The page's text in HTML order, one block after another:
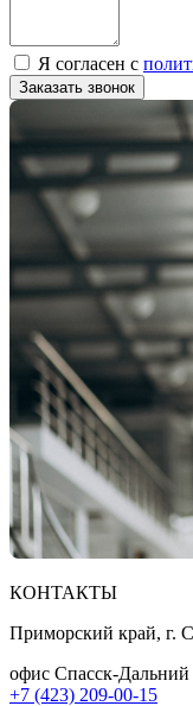
Я согласен с
Заказать звонок
КОНТАКТЫ
Приморский край, г.
офис Спасск-Дальний
+7 (423) 209-00-15